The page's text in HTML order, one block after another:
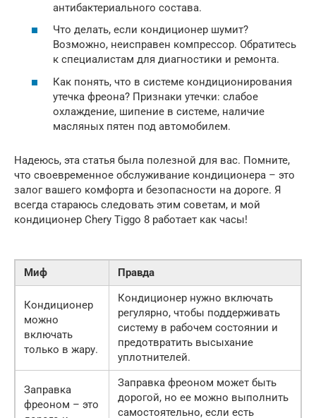
антибактериального состава.
Что делать, если кондиционер шумит?
Возможно, неисправен компрессор. Обратитесь
к специалистам для диагностики и ремонта.
Как понять, что в системе кондиционирования
утечка фреона? Признаки утечки: слабое
охлаждение, шипение в системе, наличие
масляных пятен под автомобилем.
Надеюсь, эта статья была полезной для вас. Помните,
что своевременное обслуживание кондиционера – это
залог вашего комфорта и безопасности на дороге. Я
всегда стараюсь следовать этим советам, и мой
кондиционер Chery Tiggo 8 работает как часы!
Миф Правда
Кондиционер
можно
включать
только в жару.
Кондиционер нужно включать
регулярно, чтобы поддерживать
систему в рабочем состоянии и
предотвратить высыхание
уплотнителей.
Заправка
фреоном – это
Заправка фреоном может быть
дорогой, но ее можно выполнить
самостоятельно, если есть